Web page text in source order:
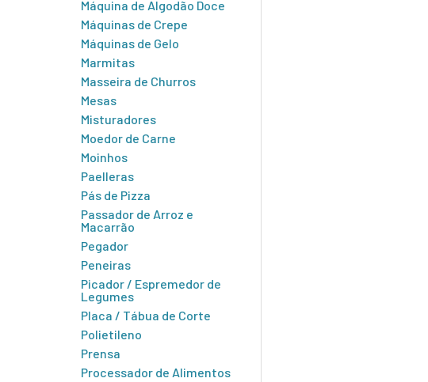
Máquina de Algodão Doce
Máquinas de Crepe
Máquinas de Gelo
Marmitas
Masseira de Churros
Mesas
Misturadores
Moedor de Carne
Moinhos
Paelleras
Pás de Pizza
Passador de Arroz e
Macarrão
Pegador
Peneiras
Picador / Espremedor de
Legumes
Placa / Tábua de Corte
Polietileno
Prensa
Processador de Alimentos